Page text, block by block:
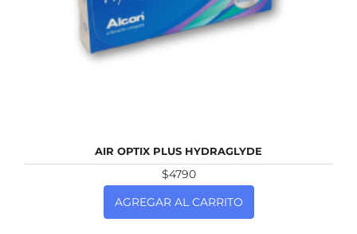
AIR OPTIX PLUS HYDRAGLYDE
$4790
AGREGAR AL CARRITO